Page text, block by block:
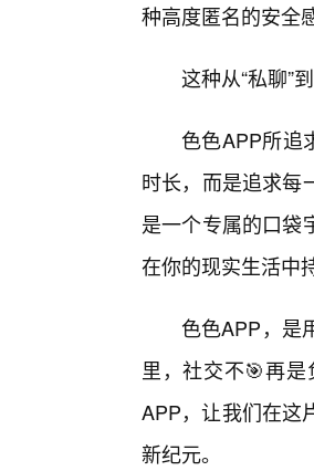
种高度匿名的安全
这种从“私聊”
色色APP所追
时长，而是追求每
是一个专属的口袋
在你的现实生活中
色色APP，是
里，社交不🎯再
APP，让我们在这
新纪元。